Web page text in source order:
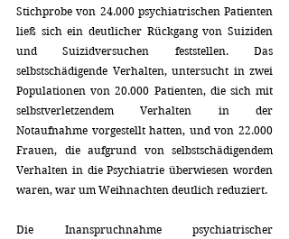
Stichprobe von 24.000 psychiatrischen Patienten
ließ sich ein deutlicher Rückgang von Suiziden
und Suizidversuchen feststellen. Das
selbstschädigende Verhalten, untersucht in zwei
Populationen von 20.000 Patienten, die sich mit
selbstverletzendem Verhalten in der
Notaufnahme vorgestellt hatten, und von 22.000
Frauen, die aufgrund von selbstschädigendem
Verhalten in die Psychiatrie überwiesen worden
waren, war um Weihnachten deutlich reduziert.
Die Inanspruchnahme psychiatrischer